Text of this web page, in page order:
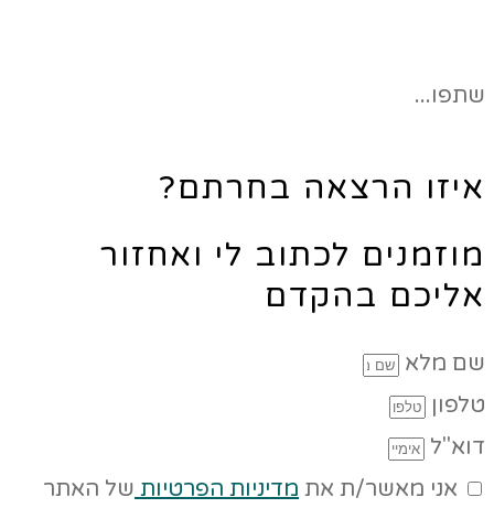
שתפו...
איזו הרצאה בחרתם?
מוזמנים לכתוב לי ואחזור
אליכם בהקדם
שם מלא
טלפון
דוא"ל
אני מאשר/ת את מדיניות הפרטיות של האתר